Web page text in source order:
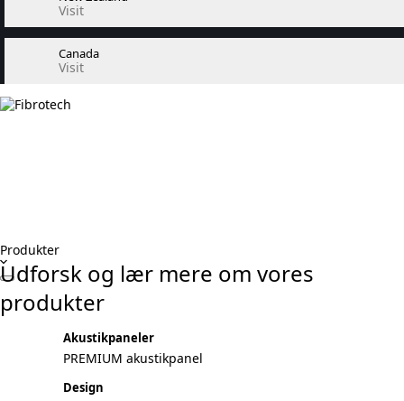
Visit
Canada
Visit
Produkter
Udforsk og lær mere om vores
produkter
Akustikpaneler
PREMIUM akustikpanel
Design